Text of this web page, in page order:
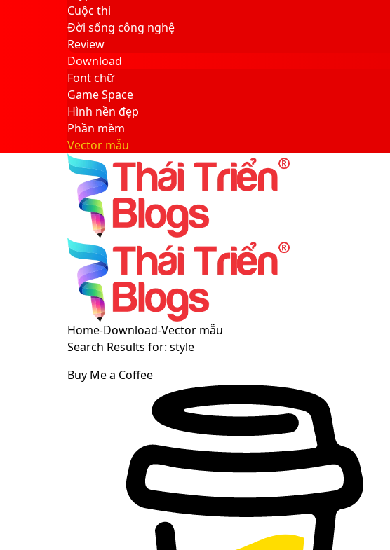
Cuộc thi
Đời sống công nghệ
Review
Download
Font chữ
Game Space
Hình nền đẹp
Phần mềm
Vector mẫu
Sidebar
Search
for
Menu
Switch
skin
Home-Download-Vector mẫu
Search Results for: style
Buy Me a Coffee